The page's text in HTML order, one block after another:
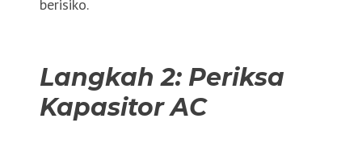
berisiko.
Langkah 2: Periksa
Kapasitor AC